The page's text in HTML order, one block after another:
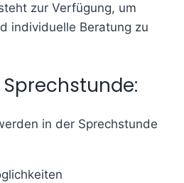
zur Verfügung, um
individuelle Beratung zu
in der Sprechstunde